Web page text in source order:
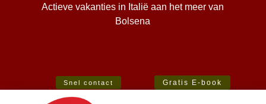
Actieve vakanties in Italië aan het meer van
Bolsena
Snel contact Gratis E-book